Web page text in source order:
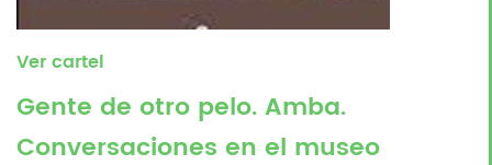
Ver cartel
Gente de otro pelo. Amba.
Conversaciones en el museo